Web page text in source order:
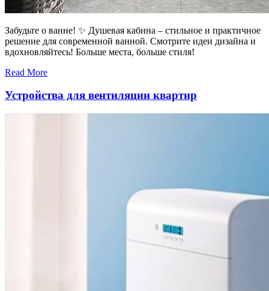
Забудьте о ванне! ✨ Душевая кабина – стильное и практичное
решение для современной ванной. Смотрите идеи дизайна и
вдохновляйтесь! Больше места, больше стиля!
Read More
Устройства для вентиляции квартир